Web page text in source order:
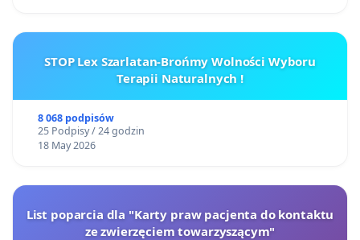
STOP Lex Szarlatan-Brońmy Wolności Wyboru
Terapii Naturalnych !
8 068 podpisów
25 Podpisy / 24 godzin
18 May 2026
List poparcia dla "Karty praw pacjenta do kontaktu
ze zwierzęciem towarzyszącym"